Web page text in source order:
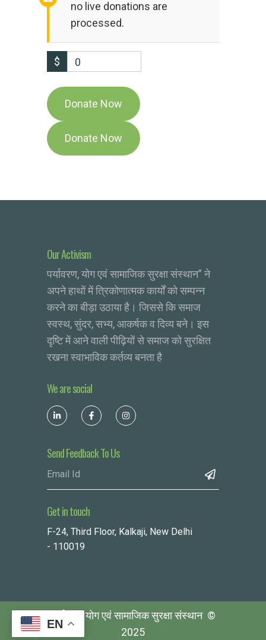
no live donations are
processed.
$ 0
Donate Now
Our Activism
पर्यावरण, योग एवं सामाजिक सुरक्षा संस्थान” ने
अपने हाथों में त्रिकोणात्मक कार्यों को सम्पन्न
करने का बीड़ा उठाया है। जिससे कि समाज
स्वस्थ, सुंदर, सभ्य, आकर्षक व दिव्य बने। इस
दृष्टि में आने वाली पीढ़ियों से समाज को सुरक्षित
रखना स्वाभाविक कर्तव्य बनता है
We are social
Send Feedback To Us
Get in touch
F-24, Third Floor, Kalkaji, New Delhi
- 110019
पर्यावरण, योग एवं सामाजिक सुरक्षा संस्थान ©
2025
EN